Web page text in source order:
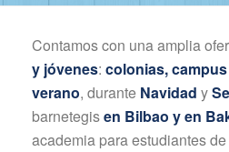
Contamos con una amplia
y jóvenes: colonias,
verano, durante Navidad y
barnetegisen Bilbao y en
academia para estudiantes